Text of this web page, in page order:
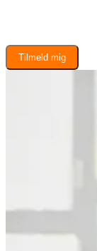
Tilmeld mig